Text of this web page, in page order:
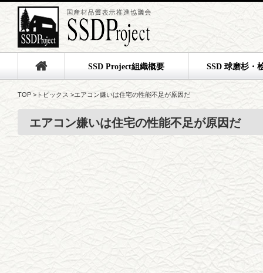
SSD Project組織概要 SSD 球磨杉・
TOP > トピックス >エアコン嫌いは住宅の性能不足が原因だ
エアコン嫌いは住宅の性能不足が原因だ